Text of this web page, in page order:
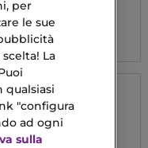
€
per
le sue
La
qualsiasi
"configura
ad ogni
sulla